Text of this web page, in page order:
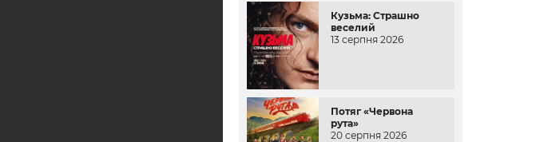
Кузьма: Страшно
веселий
13 серпня 2026
Потяг «Червона
рута»
20 серпня 2026